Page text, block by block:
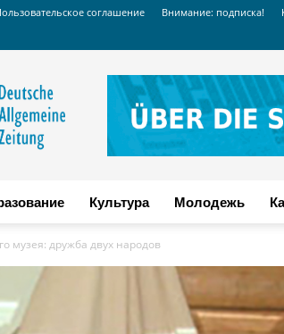
соглашение Внимание: подписка!
Культура Молодежь
музея: дружба двух народов